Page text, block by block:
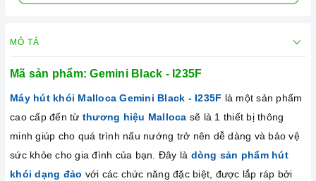
MÔ TẢ
Mã sản phẩm:Gemini Black - I235F
Máy hút khói MallocaGemini Black - I235F là một sản phẩm
cao cấp đến từ thương hiệu Malloca sẽ là 1 thiết bị thông
minh giúp cho quá trình nấu nướng trở nên dễ dàng và bảo vệ
sức khỏe cho gia đình của bạn. Đây là dòng sản phẩm hút
khói dạng đảo với các chức năng đặc biệt, được lắp ráp bởi